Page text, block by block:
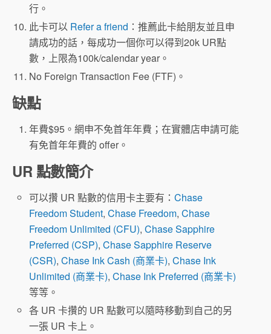
行。
此卡可以 Refer a friend ：推薦此卡給朋友並且申
請成功的話，每成功一個你可以得到20k UR點
數，上限為100k/calendar year。
No Foreign Transaction Fee (FTF)。
缺點
年費$95。網申不免首年年費；在實體店申請可能
有免首年年費的 offer。
UR 點數簡介
可以攢 UR 點數的信用卡主要有：Chase
Freedom Student,Chase Freedom,Chase
Freedom Unlimited (CFU),Chase Sapphire
Preferred (CSP),Chase Sapphire Reserve
(CSR),Chase Ink Cash (商業卡),Chase Ink
Unlimited (商業卡),Chase Ink Preferred (商業卡)
等等。
各 UR 卡攢的 UR 點數可以隨時移動到自己的另
一張 UR 卡上。